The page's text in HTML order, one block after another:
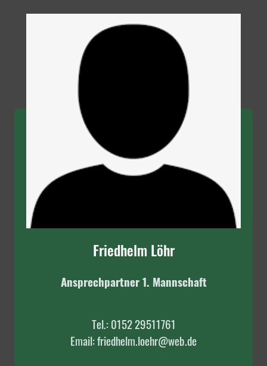
Friedhelm Löhr
Ansprechpartner 1. Mannschaft
Tel.: 0152 29511761
Email: friedhelm.loehr@web.de